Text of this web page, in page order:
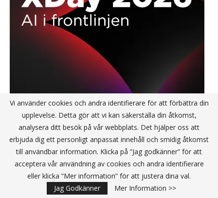
Vi använder cookies och andra identifierare för att förbättra din
upplevelse. Detta gör att vi kan säkerställa din åtkomst,
analysera ditt besök på vår webbplats. Det hjälper oss att
erbjuda dig ett personligt anpassat innehåll och smidig åtkomst
till användbar information. Klicka på ”Jag godkänner” för att
acceptera vår användning av cookies och andra identifierare
eller klicka ”Mer information” för att justera dina val.
Jag Godkänner
Mer Information >>